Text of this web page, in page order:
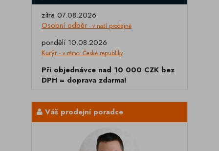
zítra 07.08.2026
Osobní odběr - v naší prodejně
pondělí 10.08.2026
Kurýr - v rámci České republiky
Při objednávce nad 10 000 CZK bez
DPH = doprava zdarma!
Váš prodejní poradce